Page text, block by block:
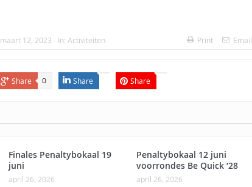
maart 12, 2023 In: Activiteiten Print Email
Share 0 Share Share
Finales Penaltybokaal 19
juni
april 26, 2026
Penaltybokaal 12 juni
voorrondes Be Quick ’28
april 26, 2026